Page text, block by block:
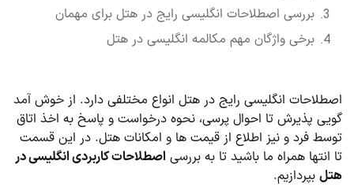
بررسی اصطلاحات انگلیسی رایج در هتل برای مهمان
برخی واژگان مهم مکالمه انگلیسی در هتل
انگلیسی رایج در هتل انواع مختلفی دارد. از خوش آمد
پذیرش تا احوال پرسی، نحوه درخواست و پاسخ به اخذ اتاق
فرد و نیز اطلاع از قیمت ها و امکانات هتل. در این قسمت
انتها همراه ما باشید تا به بررسیاصطلاحات کاربردی انگلیسی در
بپردازیم.